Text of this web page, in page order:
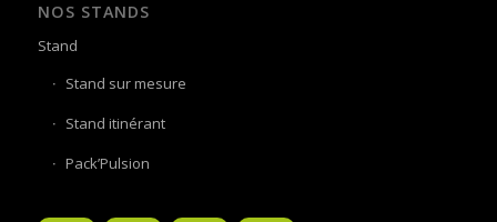
NOS STANDS
Stand
Stand sur mesure
Stand itinérant
Pack’Pulsion